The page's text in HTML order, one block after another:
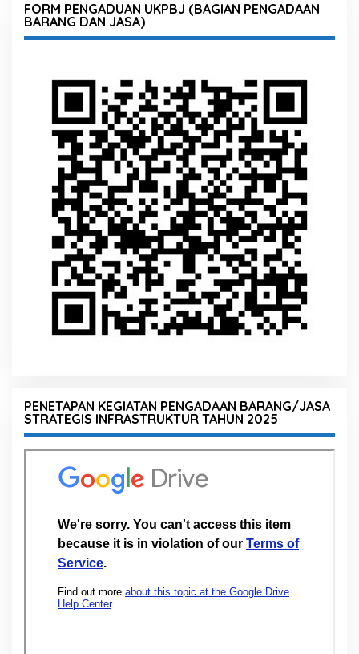
FORM PENGADUAN UKPBJ (BAGIAN PENGADAAN
BARANG DAN JASA)
PENETAPAN KEGIATAN PENGADAAN BARANG/JASA
STRATEGIS INFRASTRUKTUR TAHUN 2025